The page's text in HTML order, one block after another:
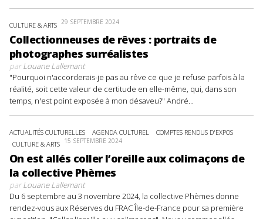
CULTURE & ARTS 29 SEPTEMBRE 2024
Collectionneuses de rêves : portraits de
photographes surréalistes
parLouane Lallemant
"Pourquoi n'accorderais-je pas au rêve ce que je refuse parfois à la
réalité, soit cette valeur de certitude en elle-même, qui, dans son
temps, n'est point exposée à mon désaveu?" André...
ACTUALITÉS CULTURELLES AGENDA CULTUREL
COMPTES RENDUS D'EXPOS
CULTURE & ARTS 15 SEPTEMBRE 2024
On est allés coller l’oreille aux colimaçons de
la collective Phèmes
parLouane Lallemant
Du 6 septembre au 3 novembre 2024, la collective Phèmes donne
rendez-vous aux Réserves du FRAC Île-de-France pour sa première